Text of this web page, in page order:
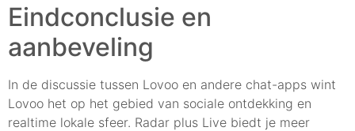
Eindconclusie en
aanbeveling
In de discussie tussen Lovoo en andere chat-apps wint
Lovoo het op het gebied van sociale ontdekking en
realtime lokale sfeer. Radar plus Live biedt je meer